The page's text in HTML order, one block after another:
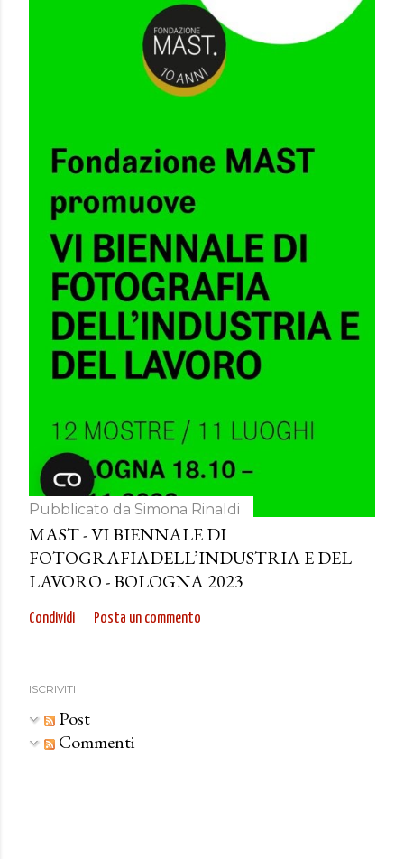
Pubblicato da Simona Rinaldi
MAST - VI BIENNALE DI
FOTOGRAFIADELL’INDUSTRIA E DEL
LAVORO - BOLOGNA 2023
Condividi Posta un commento
ISCRIVITI
Post
Commenti